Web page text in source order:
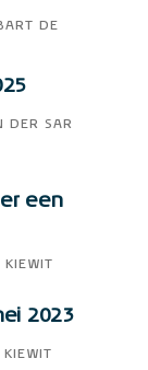
DE
DER SAR
een
2023
KIEWIT